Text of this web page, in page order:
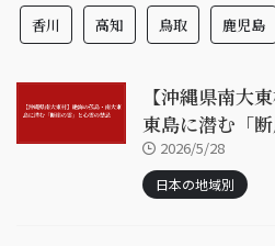
香川 高知 鳥取 鹿児島
【沖縄県南大
東島に潜む「
2026/5/28
日本の地域別